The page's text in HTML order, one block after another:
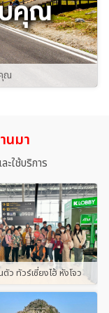
ณ
มา
ะใช้บริการ
ว ทัวร์เซี่ยงไฮ้ หังโจว